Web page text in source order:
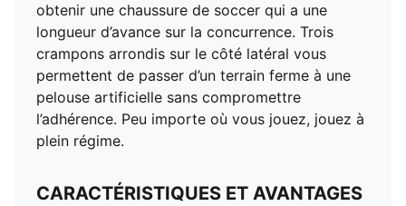
obtenir une chaussure de soccer qui a une
longueur d’avance sur la concurrence. Trois
crampons arrondis sur le côté latéral vous
permettent de passer d’un terrain ferme à une
pelouse artificielle sans compromettre
l’adhérence. Peu importe où vous jouez, jouez à
plein régime.
CARACTÉRISTIQUES ET AVANTAGES